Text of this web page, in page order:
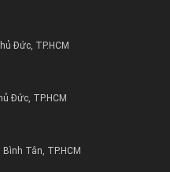
Đức, TP.HCM
Đức, TP.HCM
Tân, TP.HCM